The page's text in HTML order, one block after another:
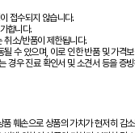
접수되지 않습니다.
합니다.
취소/반품이 제한됩니다.
수 있으며, 이로 인한 반품 및 가격
경우 진료 확인서 및 소견서 등을 증
훼손으로 상품의 가치가 현저히 감